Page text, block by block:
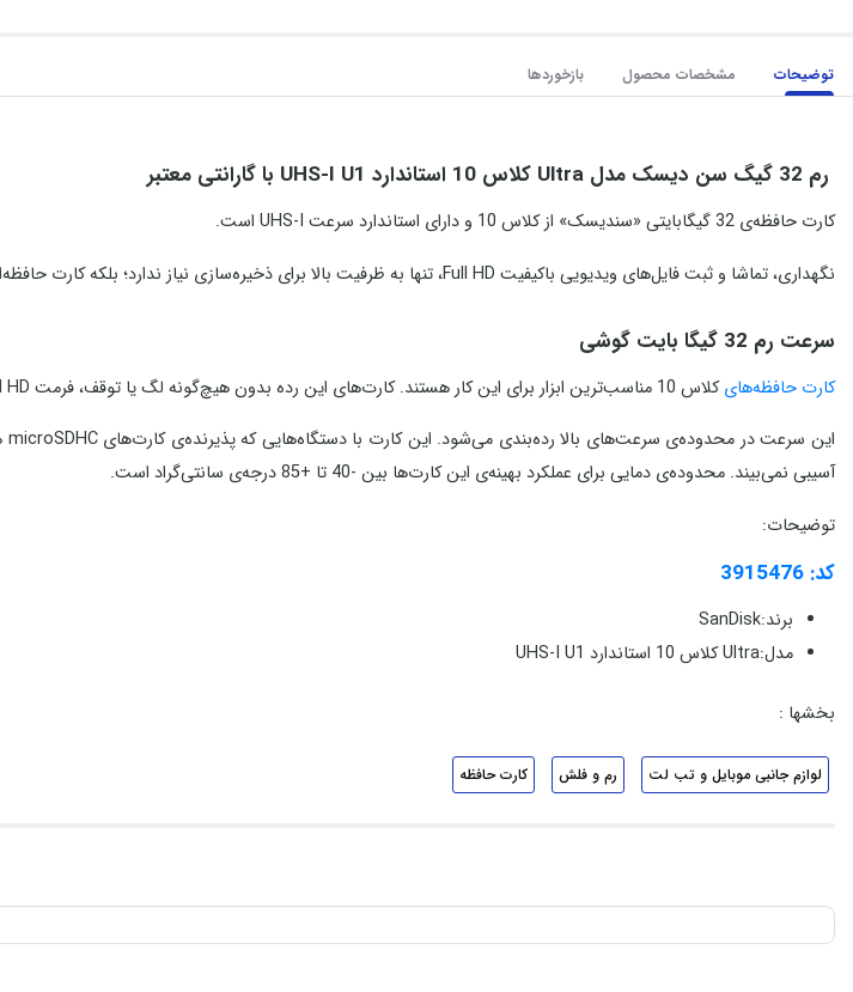
توضیحات مشخصات محصول بازخوردها
رم 32 گیگ سن دیسک مدل Ultra کلاس 10 استاندارد UHS-I U1 با گارانتی معتبر
کارت حافظه‌ی 32 گیگابایتی «سندیسک» از کلاس 10 و دارای استاندارد سرعت UHS-I است.
نگهداری، تماشا و ثبت فایل‌های ویدیویی باکیفیت Full HD، تنها به ظرفیت بالا برای ذخیره‌سازی نیاز ندارد؛ بلکه کارت حافظه‌ای که در نظر گرفته می‌شود، باید سازگاری ویژه‌ای برای این منظور داشته باشد.
سرعت رم 32 گیگا بایت گوشی
کارت حافظه‌هایکلاس 10 مناسب‌ترین ابزار برای این کار هستند. کارت‌های این رده بدون هیچ‌گونه لگ یا توقف، فرمت Full HD و 3D را پشتیبانی می‌کنند. سرعت خواندن اطلاعت در این کارت، حداکثر 100 مگابایت بر ثانیه است.
این سرعت در محدوده‌ی سرعت‌های بالا رده‌بندی می‌شود. این کارت با دستگاه‌هایی که پذیرنده‌ی کارت‌های microSDHC هستند، سازگار است. پرتو X، تغییرات دمایی بر عملکرد کارت حافظه‌ی
آسیبی نمی‌بیند. محدوده‌ی دمایی برای عملکرد بهینه‌ی این کارت‌ها بین -40 تا +85 درجه‌ی سانتی‌گراد است.
توضیحات:
کد: 3915476
برند:SanDisk
مدل:Ultra کلاس 10 استاندارد UHS-I U1
بخشها :
لوازم جانبی موبایل و تب لت رم و فلش کارت حافظه